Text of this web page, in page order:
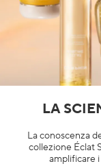
Macchie scure &
Perdita di volume
Colorito spent
LA
La conoscenza
collezione Éclat
amplificare